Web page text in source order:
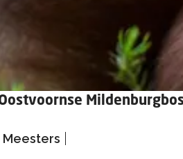
Meesters